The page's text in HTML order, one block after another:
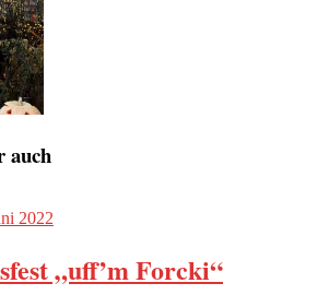
auch
2022
„uff’m Forcki“